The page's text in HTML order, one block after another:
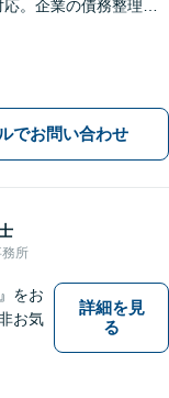
。企業の債務整理も
でお問い合わせ
所
をお
お気
詳細を見
る